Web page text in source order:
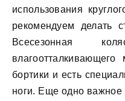
использования
рекомендуем делать
Всесезонная
бортики и есть
ноги. Еще одно